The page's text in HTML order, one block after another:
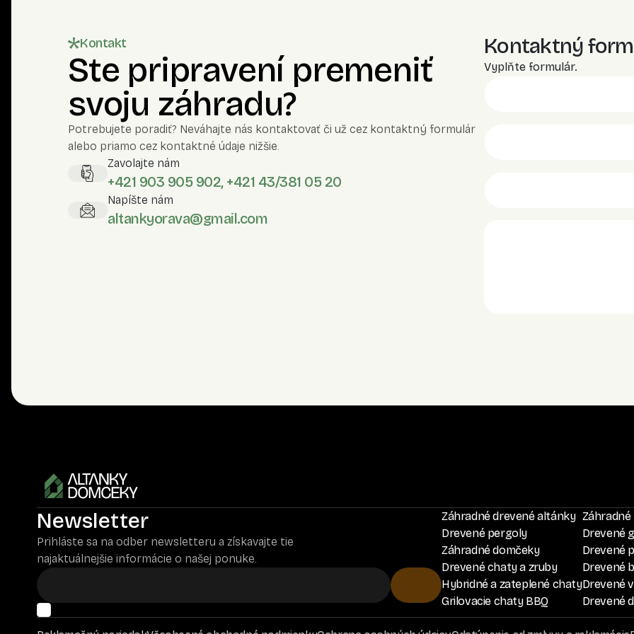
Kontakt
Ste pripravení premeniť
svoju záhradu?
Potrebujete poradiť? Neváhajte nás kontaktovať či už cez kontaktný formulár
alebo priamo cez kontaktné údaje nižšie.
Zavolajte nám
+421 903 905 902, +421 43/381 05 20
Napíšte nám
altankyorava@gmail.com
Kontaktný
Vyplňte formulár.
Newsletter
Prihláste sa na odber newsletteru a získavajte tie
najaktuálnejšie informácie o našej ponuke.
Záhradné drevené altánky
Drevené pergoly
Záhradné domčeky
Drevené chaty a zruby
Hybridné a zateplené chaty
Grilovacie chaty BBQ
Drevené
Drevené
Drevené
Drevené
Drevené